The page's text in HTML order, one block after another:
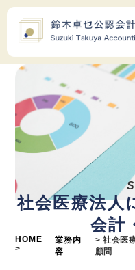
社会医療法人
会計
HOME
>
業務内
容
> 社会医
顧問